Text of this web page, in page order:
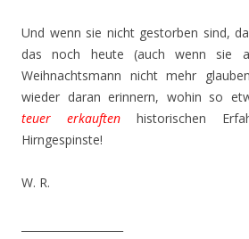
Und wenn sie nicht gestorben sind,
das noch heute (auch wenn sie
Weihnachtsmann nicht mehr
wieder daran erinnern, wohin so
teuer erkauften historischen
Hirngespinste!
W. R.